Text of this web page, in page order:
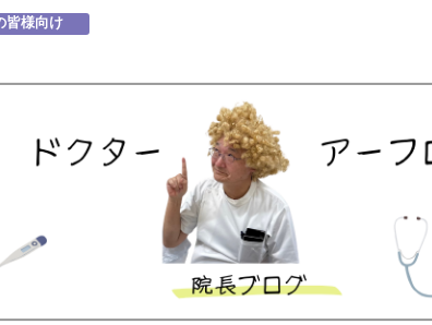
皆様向け